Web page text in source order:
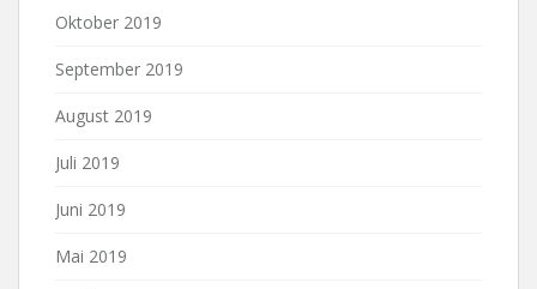
Oktober 2019
September 2019
August 2019
Juli 2019
Juni 2019
Mai 2019